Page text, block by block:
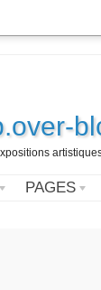
PAGES